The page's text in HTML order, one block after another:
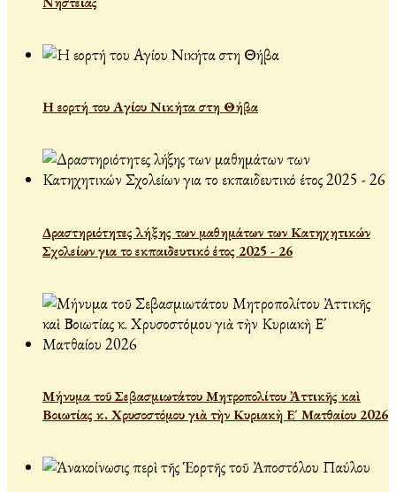
Η εορτή του Αγίου Νικήτα στη Θήβα
Δραστηριότητες λήξης των μαθημάτων των Κατηχητικών
Σχολείων για το εκπαιδευτικό έτος 2025 - 26
Μήνυμα τοῦ Σεβασμιωτάτου Μητροπολίτου Ἀττικῆς καὶ
Βοιωτίας κ. Χρυσοστόμου γιὰ τὴν Κυριακὴ Ε´ Ματθαίου 2026